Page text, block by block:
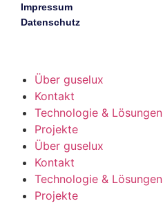
Impressum
Datenschutz
Über guselux
Kontakt
Technologie & Lösungen
Projekte
Über guselux
Kontakt
Technologie & Lösungen
Projekte